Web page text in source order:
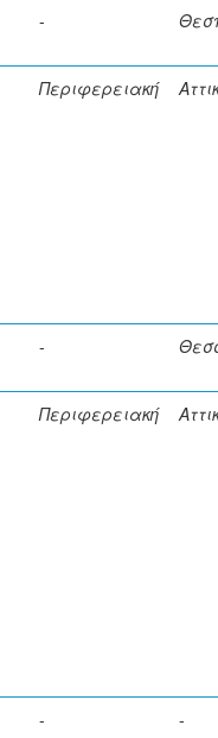
-
Περιφερειακή
-
Περιφερειακή
- -